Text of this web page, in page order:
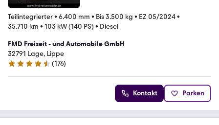
Teilintegrierter• 6.400 mm • Bis 3.500 kg • EZ 05/2024•
35.710 km • 103 kW (140 PS) • Diesel
FMD Freizeit - und Automobile GmbH
32791 Lage, Lippe
4.5 Sterne
(176)
Kontakt Parken